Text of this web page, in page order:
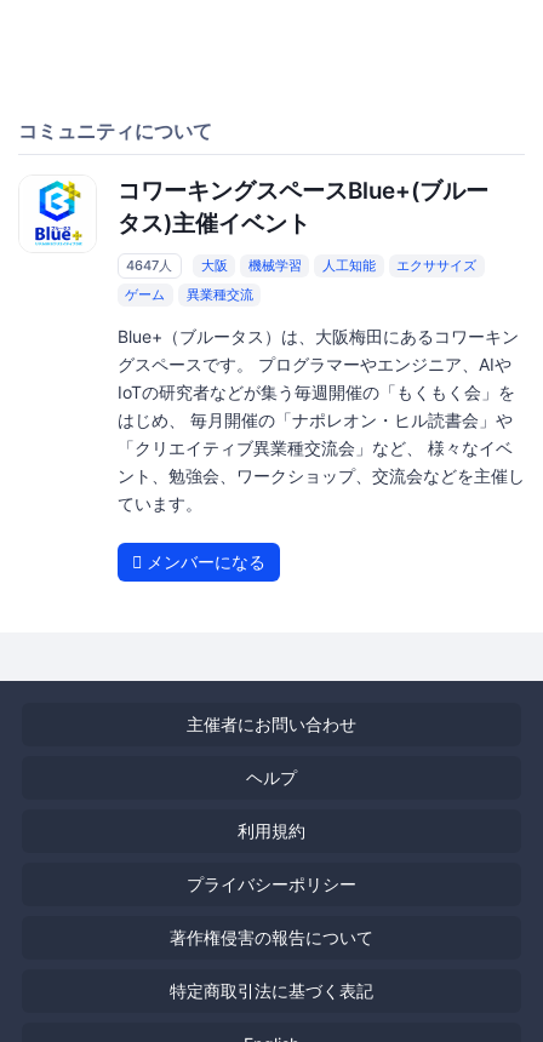
コミュニティについて
コワーキングスペースBlue+(ブルー
タス)主催イベント
4647人 大阪 機械学習 人工知能
エクササイズ
ゲーム
異業種交流
Blue+（ブルータス）は、大阪梅田にあるコワーキン
グスペースです。 プログラマーやエンジニア、AIや
IoTの研究者などが集う毎週開催の「もくもく会」を
はじめ、 毎月開催の「ナポレオン・ヒル読書会」や
「クリエイティブ異業種交流会」など、 様々なイベ
ント、勉強会、ワークショップ、交流会などを主催し
ています。
メンバーになる
主催者にお問い合わせ
ヘルプ
利用規約
プライバシーポリシー
著作権侵害の報告について
特定商取引法に基づく表記